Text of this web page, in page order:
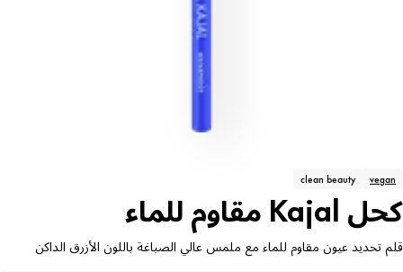
vegan
clean beauty
كحل Kajal مقاوم للماء
قلم تحديد عيون مقاوم للماء مع ملمس عالي الصباغة باللون الأزرق الداكن